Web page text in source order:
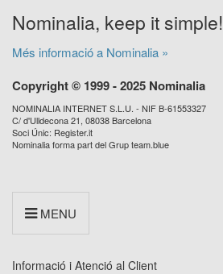
Nominalia, keep it simple!
Més informació a Nominalia »
Copyright © 1999 - 2025 Nominalia
NOMINALIA INTERNET S.L.U. - NIF B-61553327
C/ d'Ulldecona 21, 08038 Barcelona
Soci Únic: Register.it
Nominalia forma part del Grup team.blue
MENU
Informació i Atenció al Client